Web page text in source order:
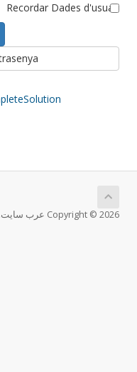
Recordar Dades d'usuari
Copyright © 2026 عرب سايت. All Rights Reserved.